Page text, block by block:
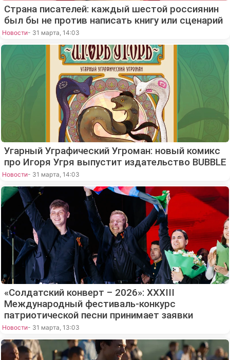
Страна писателей: каждый шестой россиянин
был бы не против написать книгу или сценарий
Новости- 31 марта, 14:03
Угарный Уграфический Угроман: новый комикс
про Игоря Угря выпустит издательство BUBBLE
Новости- 31 марта, 14:03
«Солдатский конверт – 2026»: XXXIII
Международный фестиваль-конкурс
патриотической песни принимает заявки
Новости- 31 марта, 13:03